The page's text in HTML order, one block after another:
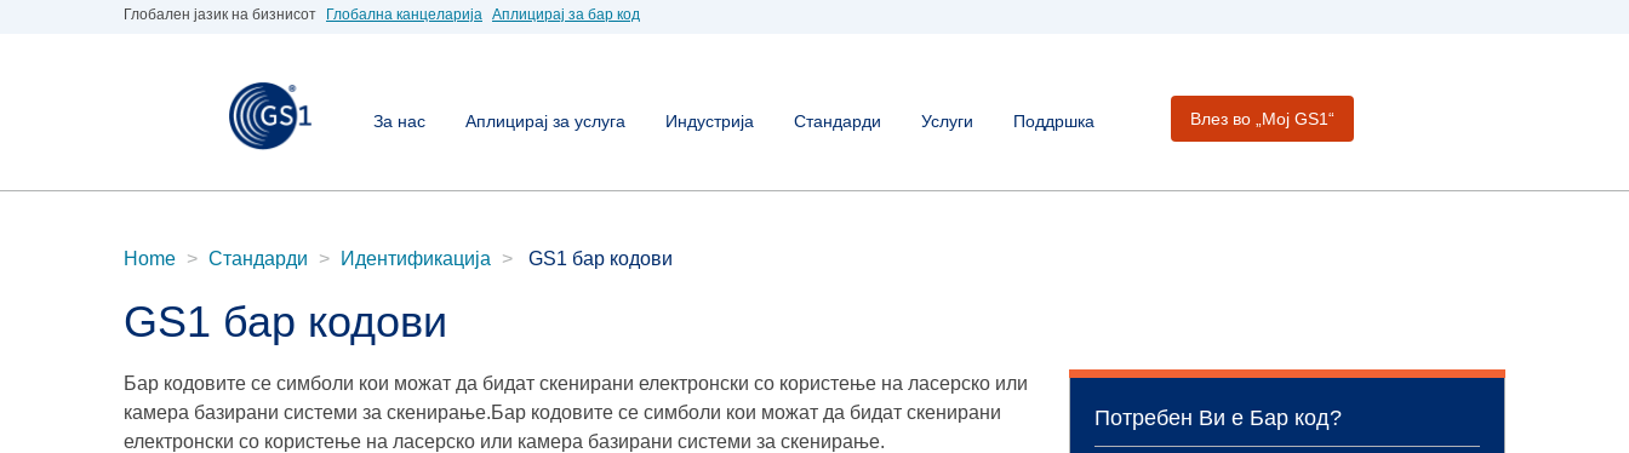
Глобален јазик на бизнисот Глобална канцеларија Аплицирај за бар код
За нас Аплицирај за услуга Индустрија Стандарди Услуги Поддршка Влез во „Moj GS1“
Home Стандарди Идентификација GS1 бар кодови
GS1 бар кодови
Бар кодовите се симболи кои можат да бидат скенирани електронски со користење на ласерско или
камера базирани системи за скенирање.Бар кодовите се симболи кои можат да бидат скенирани
електронски со користење на ласерско или камера базирани системи за скенирање.
Потребен Ви е Бар код?